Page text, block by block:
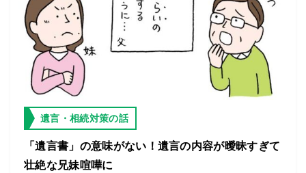
遺言・相続対策の話
「遺言書」の意味がない！遺言の内容が曖昧すぎて
壮絶な兄妹喧嘩に